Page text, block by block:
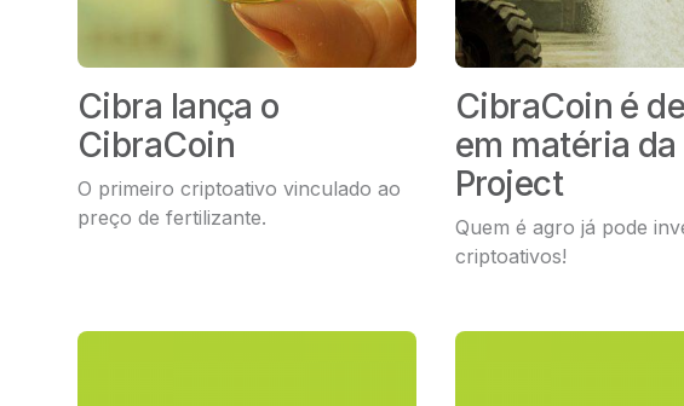
Cibra lança o
CibraCoin
O primeiro criptoativo vinculado ao
preço de fertilizante.
CibraCoin é
em matéria da
Project
Quem é agro já pode
criptoativos!